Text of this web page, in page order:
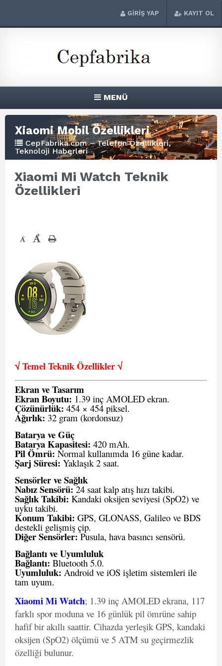
GİRİŞ YAP KAYIT OL
MENÜ
Xiaomi Mobil Özellikleri
CepFabrika.com – Telefon Özellikleri,
Teknoloji Haberleri
Xiaomi Mi Watch Teknik
Özellikleri
- +
√ Temel Teknik Özellikler √
Ekran ve Tasarım
Ekran Boyutu: 1.39 inç AMOLED ekran.
Çözünürlük: 454 × 454 piksel.
Ağırlık: 32 gram (kordonsuz)
Batarya ve Güç
Batarya Kapasitesi: 420 mAh.
Pil Ömrü: Normal kullanımda 16 güne kadar.
Şarj Süresi: Yaklaşık 2 saat.
Sensörler ve Sağlık
Nabız Sensörü:24 saat kalp atış hızı takibi.
Sağlık Takibi: Kandaki oksijen seviyesi (SpO2) ve
uyku takibi.
Konum Takibi: GPS, GLONASS, Galileo ve BDS
destekli gelişmiş çip.
Diğer Sensörler:Pusula, hava basıncı sensörü.
Bağlantı ve Uyumluluk
Bağlantı: Bluetooth 5.0.
Uyumluluk: Android ve iOS işletim sistemleri ile
tam uyum.
Xiaomi Mi Watch; 1.39 inç AMOLED ekrana, 117
farklı spor moduna ve 16 günlük pil ömrüne sahip
hafif bir akıllı saattir. Cihazda yerleşik GPS, kandaki
oksijen (SpO2) ölçümü ve 5 ATM su geçirmezlik
özelliği bulunur.